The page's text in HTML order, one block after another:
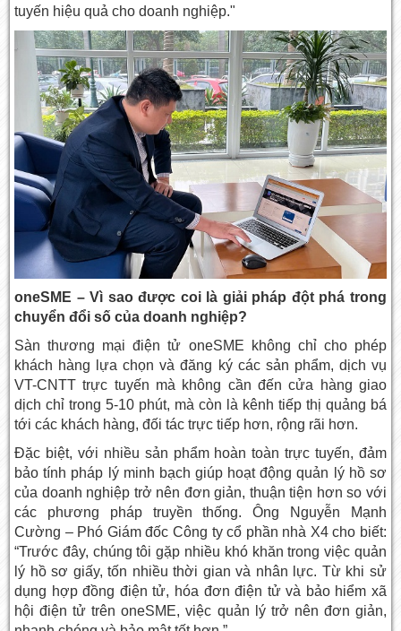
tuyến hiệu quả cho doanh nghiệp."
oneSME – Vì sao được coi là giải pháp đột phá trong
chuyển đổi số của doanh nghiệp?
Sàn thương mại điện tử oneSME không chỉ cho phép
khách hàng lựa chọn và đăng ký các sản phẩm, dịch vụ
VT-CNTT trực tuyến mà không cần đến cửa hàng giao
dịch chỉ trong 5-10 phút, mà còn là kênh tiếp thị quảng bá
tới các khách hàng, đối tác trực tiếp hơn, rộng rãi hơn.
Đặc biệt, với nhiều sản phẩm hoàn toàn trực tuyến, đảm
bảo tính pháp lý minh bạch giúp hoạt động quản lý hồ sơ
của doanh nghiệp trở nên đơn giản, thuận tiện hơn so với
các phương pháp truyền thống. Ông Nguyễn Mạnh
Cường – Phó Giám đốc Công ty cổ phần nhà X4 cho biết:
“Trước đây, chúng tôi gặp nhiều khó khăn trong việc quản
lý hồ sơ giấy, tốn nhiều thời gian và nhân lực. Từ khi sử
dụng hợp đồng điện tử, hóa đơn điện tử và bảo hiểm xã
hội điện tử trên oneSME, việc quản lý trở nên đơn giản,